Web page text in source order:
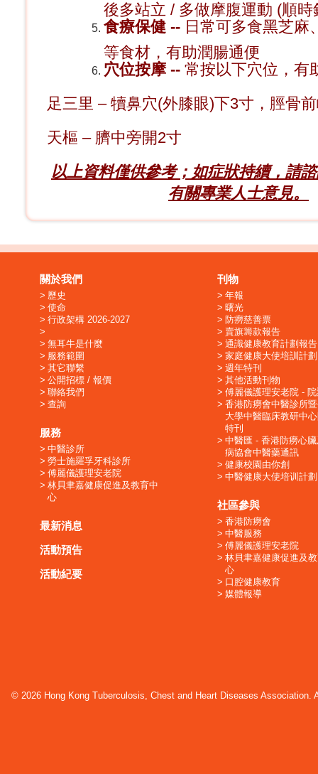
後多站立 / 多做摩腹運動 (順時
食療保健 -- 日常可多食黑芝麻
等食材，有助潤腸通便
穴位按摩 -- 常按以下穴位，有
足三里 – 犢鼻穴(外膝眼)下3寸，脛骨
天樞 – 臍中旁開2寸
以上資料僅供參考；如症狀持續，請
有關專業人士意見。
關於我們
歷史
使命
行政架構 2026-2027
無耳牛是什麼
服務範圍
其它聯繫
公開招標 / 報價
聯絡我們
查詢
服務
中醫診所
勞士施羅孚牙科診所
傅麗儀護理安老院
林貝聿嘉健康促進及教育中
心
最新消息
活動預告
活動紀要
刊物
年報
曙光
防癆慈善票
賣旗籌款報告
通識健康教育計劃報告
家庭健康大使培訓計劃
週年特刊
其他活動刊物
傅麗儀護理安老院 -
香港防癆會中醫診所
大學中醫臨床教研中
特刊
中醫匯 - 香港防癆心
病協會中醫藥通訊
健康校園由你創
中醫健康大使培训計劃
社區參與
香港防癆會
中醫服務
傅麗儀護理安老院
林貝聿嘉健康促進及
心
口腔健康教育
媒體報導
© 2026 Hong Kong Tuberculosis, Chest and Heart Diseases Association.